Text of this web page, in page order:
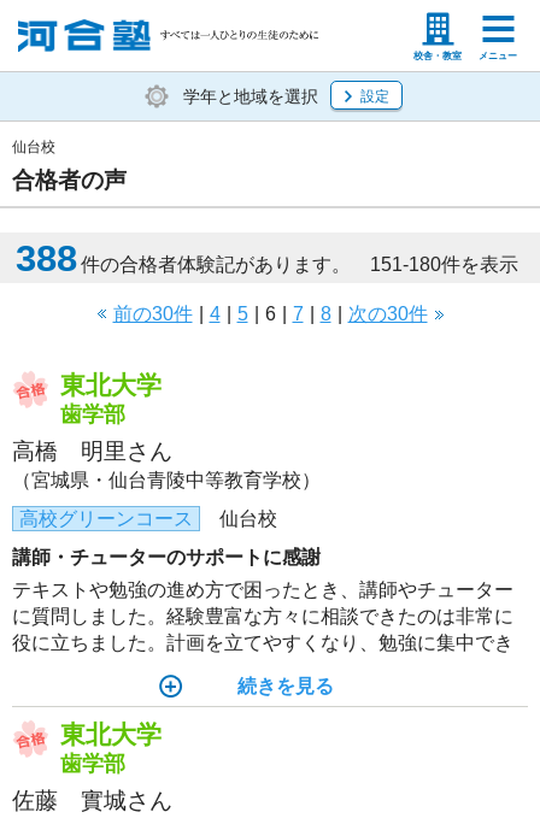
校舎・教室 メニュー
塾生の方 高等学校の先生
学年と地域を選択 設定
合格者の声
仙台校
388件の合格者体験記があります。 151-180件を表示
前の30件 4 5 6 7 8 次の30件
東北大学
歯学部
高橋 明里さん
（宮城県・仙台青陵中等教育学校）
高校グリーンコース
仙台校
講師・チューターのサポートに感謝
テキストや勉強の進め方で困ったとき、講師やチューター
に質問しました。経験豊富な方々に相談できたのは非常に
役に立ちました。計画を立てやすくなり、勉強に集中でき
続きを見る
東北大学
歯学部
佐藤 實城さん